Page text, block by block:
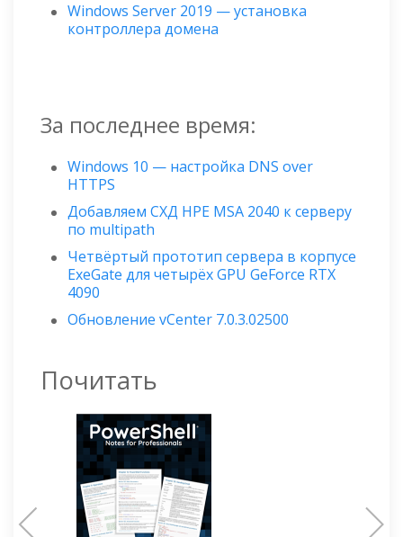
Windows Server 2019 — установка
контроллера домена
За последнее время:
Windows 10 — настройка DNS over
HTTPS
Добавляем СХД HPE MSA 2040 к серверу
по multipath
Четвёртый прототип сервера в корпусе
ExeGate для четырёх GPU GeForce RTX
4090
Обновление vCenter 7.0.3.02500
Почитать